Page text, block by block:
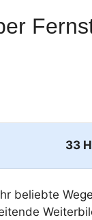
33
beliebte